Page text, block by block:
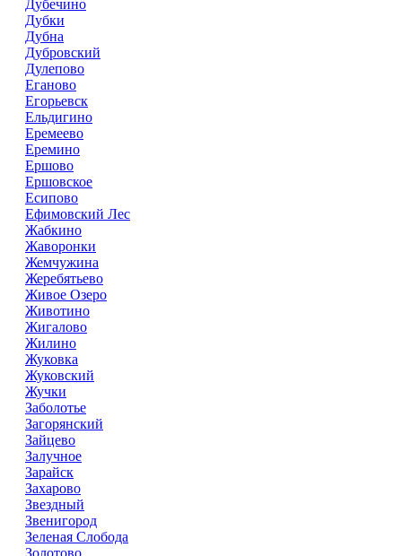
Дубечино
Дубки
Дубна
Дубровский
Дулепово
Еганово
Егорьевск
Ельдигино
Еремеево
Еремино
Ершово
Ершовское
Есипово
Ефимовский Лес
Жабкино
Жаворонки
Жемчужина
Жеребятьево
Живое Озеро
Животино
Жигалово
Жилино
Жуковка
Жуковский
Жучки
Заболотье
Загорянский
Зайцево
Залучное
Зарайск
Захарово
Звездный
Звенигород
Зеленая Слобода
Золотово